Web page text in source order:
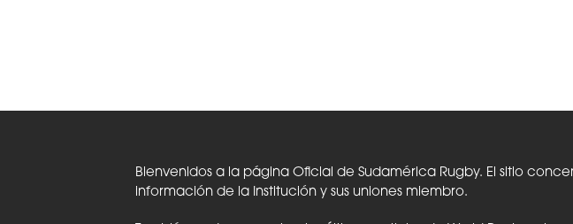
Bienvenidos a la página Oficial de Sudamérica Rugby. El sitio
información de la Institución y sus uniones miembro.